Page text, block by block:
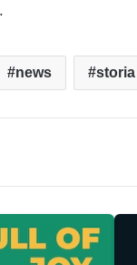
news storia